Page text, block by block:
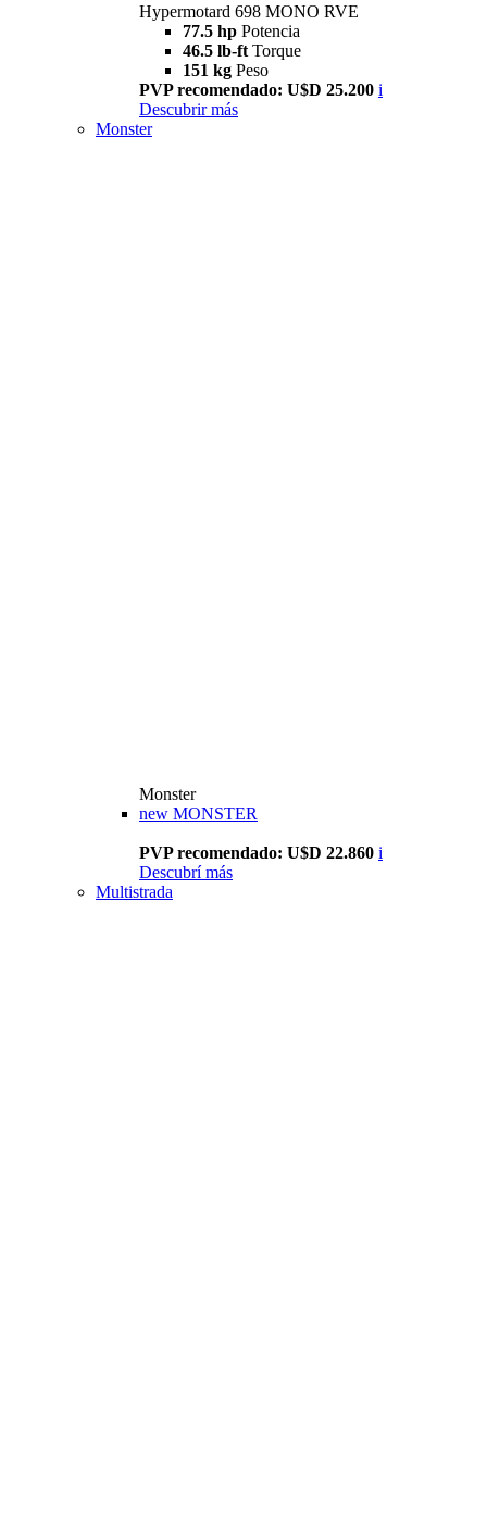
Hypermotard 698 MONO RVE
77.5 hp Potencia
46.5 lb-ft Torque
151 kg Peso
PVP recomendado: U$D 25.200 i
Descubrir más
Monster
Monster
new MONSTER
PVP recomendado: U$D 22.860 i
Descubrí más
Multistrada